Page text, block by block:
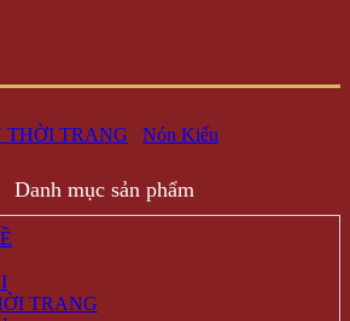
THỜI TRANG / Nón Kiểu
Danh mục sản phẩm
TRANG